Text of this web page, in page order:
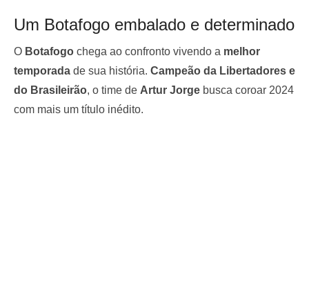
Um Botafogo embalado e determinado
O Botafogo chega ao confronto vivendo a melhor
temporada de sua história. Campeão da Libertadores e
do Brasileirão, o time de Artur Jorge busca coroar 2024
com mais um título inédito.